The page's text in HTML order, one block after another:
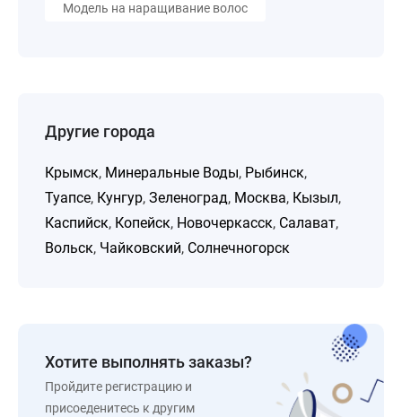
Модель на наращивание волос
Другие города
Крымск, Минеральные Воды, Рыбинск,
Туапсе, Кунгур, Зеленоград, Москва, Кызыл,
Каспийск, Копейск, Новочеркасск, Салават,
Вольск, Чайковский, Солнечногорск
Хотите выполнять заказы?
Пройдите регистрацию и
присоеденитесь к другим